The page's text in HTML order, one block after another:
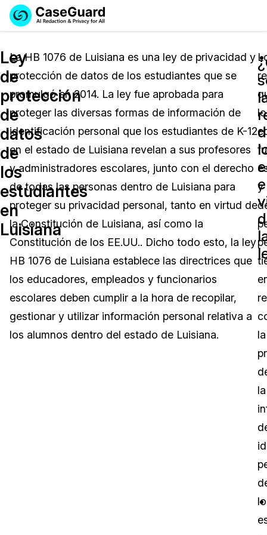
Licencia de CaseGuard Studio
Precios de Redacción a Pedido
Soluciones
Redacción de vídeos
Redacción de documentos
Redacción de audio
Redacción en Bulto
Redacción de imágenes
Transcripción y Traducción
Industrias
Cuerpos Policiales
Transportación
La Atención Médica
Educación
El Gobierno
Sector Jurídico
Servicios Financieros
Precios
Recursos
Preguntas Frecuentes
Artículos
Casos Practicos
Centro de Ayuda
Videoteca
Eventos
Demo
English
Español
Ley
de
protección
de
datos
de
los
estudiantes
en
Luisiana
La HB 1076 de Luisiana es una ley de privacidad y
protección de datos de los estudiantes que se
promulgó en 2014. La ley fue aprobada para
proteger las diversas formas de información de
identificación personal que los estudiantes de K-12
en el estado de Luisiana revelan a sus profesores
y administradores escolares, junto con el derecho
de todas las personas dentro de Luisiana para
proteger su privacidad personal, tanto en virtud de
la Constitución de Luisiana, así como la
Constitución de los EE.UU.. Dicho todo esto, la ley
HB 1076 de Luisiana establece las directrices que
los educadores, empleados y funcionarios
escolares deben cumplir a la hora de recopilar,
gestionar y utilizar información personal relativa a
los alumnos dentro del estado de Luisiana.
y
la
la